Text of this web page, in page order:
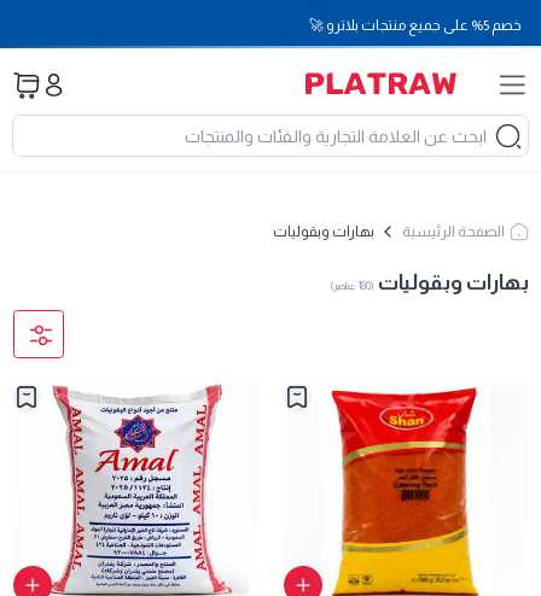
خصم 5% على جميع منتجات بلاترو 🚀
الصفحة الرئيسية بهارات وبقوليات
بهارات وبقوليات (
180 عناصر)